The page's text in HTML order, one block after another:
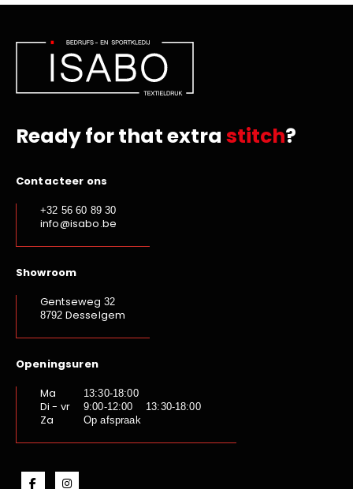
Ready for that extra stitch?
Contacteer ons
+32 56 60 89 30
info@isabo.be
Showroom
Gentseweg 32
8792 Desselgem
Openingsuren
Ma
13:30-18:00
Di - vr 9:00-12:00 13:30-18:00
Za Op afspraak